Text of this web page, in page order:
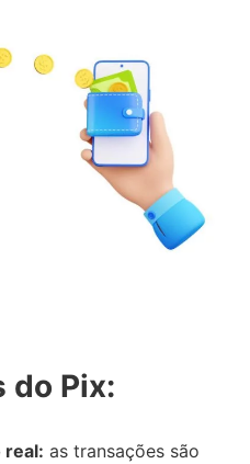
do Pix:
real: as transações são